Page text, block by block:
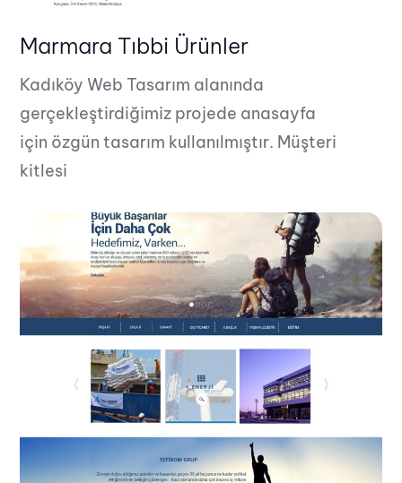
Marmara Tıbbi Ürünler
Kadıköy Web Tasarım alanında
gerçekleştirdiğimiz projede anasayfa
için özgün tasarım kullanılmıştır. Müşteri
kitlesi